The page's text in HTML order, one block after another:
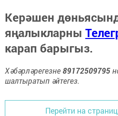
Керәшен
яңалыкларны
карап барыгыз.
Хәбәрләрегезне89172509795
шалтыратып әйтегез.
Перейти на